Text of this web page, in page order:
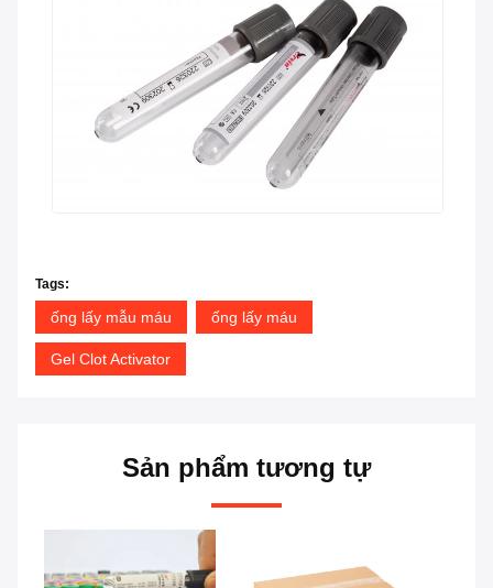
Tags:
ống lấy mẫu máu ống lấy máu
Gel Clot Activator
Sản phẩm tương tự